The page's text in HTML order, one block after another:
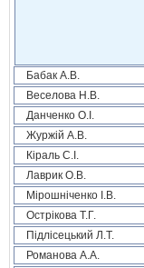
Бабак А.В.
Веселова Н.В.
Данченко О.І.
Журжій А.В.
Кіраль С.І.
Лаврик О.В.
Мірошніченко І.В.
Острікова Т.Г.
Підлісецький Л.Т.
Романова А.А.